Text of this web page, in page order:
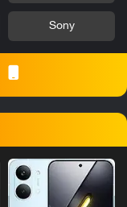
Sony